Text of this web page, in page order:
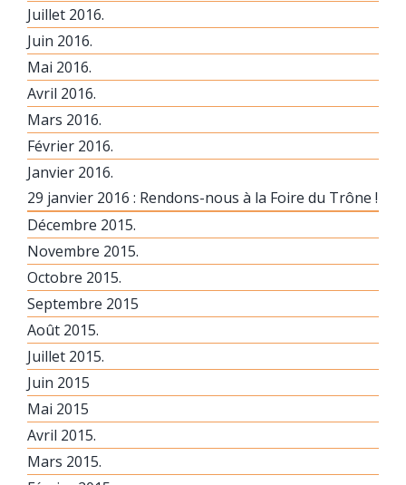
Juillet 2016.
Juin 2016.
Mai 2016.
Avril 2016.
Mars 2016.
Février 2016.
Janvier 2016.
29 janvier 2016 : Rendons-nous à la Foire du Trône !
Décembre 2015.
Novembre 2015.
Octobre 2015.
Septembre 2015
Août 2015.
Juillet 2015.
Juin 2015
Mai 2015
Avril 2015.
Mars 2015.